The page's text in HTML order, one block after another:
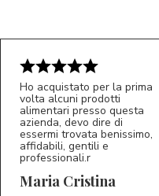
MC 5/5
Ho acquistato per la prima
volta alcuni prodotti
alimentari presso questa
azienda, devo dire di
essermi trovata benissimo,
affidabili, gentili e
professionali.r
Maria Cristina